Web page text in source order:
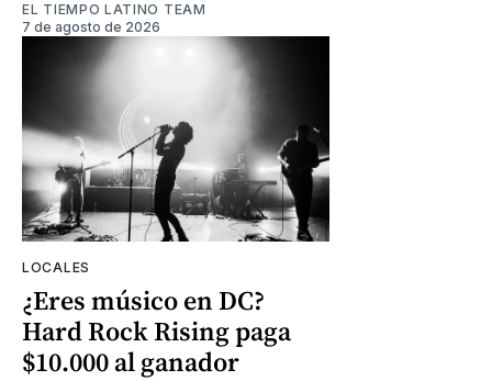
EL TIEMPO LATINO TEAM
7 de agosto de 2026
LOCALES
¿Eres músico en DC?
Hard Rock Rising paga
$10.000 al ganador